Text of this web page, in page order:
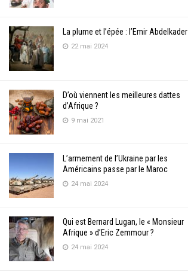
La plume et l’épée : l’Emir Abdelkader
22 mai 2024
D’où viennent les meilleures dattes
d’Afrique ?
9 mai 2021
L’armement de l’Ukraine par les
Américains passe par le Maroc
24 mai 2024
Qui est Bernard Lugan, le « Monsieur
Afrique » d’Eric Zemmour ?
24 mai 2024